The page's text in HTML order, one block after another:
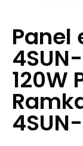
Panel
120W